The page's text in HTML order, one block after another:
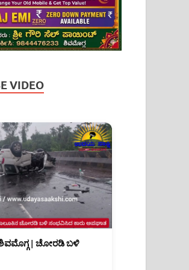
VIDEO
ಶಿವಮೊಗ್ಗ | ಚೋರಡಿ ಬಳಿ